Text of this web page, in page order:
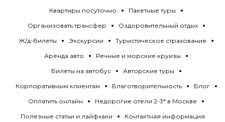
Квартиры посуточно
Пакетные туры
Организовать трансфер
Оздоровительный отдых
Ж/д-билеты
Экскурсии
Туристическое страхование
Аренда авто
Речные и морские круизы
Билеты на автобус
Авторские туры
Корпоративным клиентам
Благотворительность
Блог
Оплатить онлайн
Недорогие отели 2-3* в Москве
Полезные статьи и лайфхаки
Контактная информация